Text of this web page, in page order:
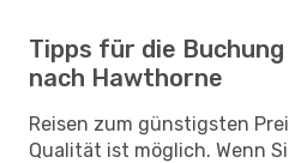
Tipps für die
nach Hawthorne
Reisen zum günstigsten
Qualität ist möglich. Wenn